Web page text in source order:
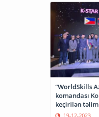
“WorldSkills
komandası
keçirilən
19-12-2023